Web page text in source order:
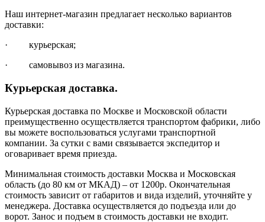
Наш интернет-магазин предлагает несколько вариантов
доставки:
· курьерская;
· самовывоз из магазина.
Курьерская доставка.
Курьерская доставка по Москве и Московской области
преимущественно осуществляется транспортом фабрики, либо
вы можете воспользоваться услугами транспортной
компании. За сутки с вами связывается экспедитор и
оговаривает время приезда.
Минимальная стоимость доставки Москва и Московская
область (до 80 км от МКАД) – от 1200р. Окончательная
стоимость зависит от габаритов и вида изделий, уточняйте у
менеджера. Доставка осуществляется до подъезда или до
ворот. Занос и подъем в стоимость доставки не входит.